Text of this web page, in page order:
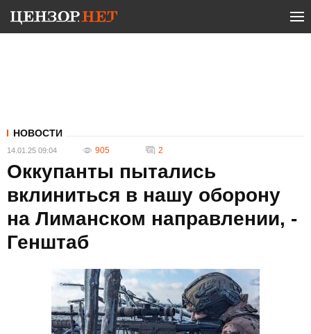
НОВОСТИ
14.01.25 09:04 905 2
Оккупанты пытались
вклиниться в нашу оборону
на Лиманском направлении, -
Генштаб